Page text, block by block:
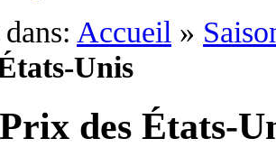
Accueil »
Unis
des États-